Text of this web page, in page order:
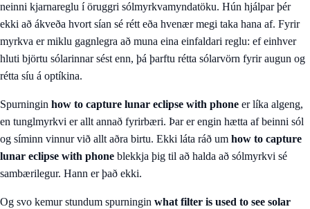
neinni kjarnareglu í öruggri sólmyrkvamyndatöku. Hún hjálpar þér
ekki að ákveða hvort sían sé rétt eða hvenær megi taka hana af. Fyrir
myrkva er miklu gagnlegra að muna eina einfaldari reglu: ef einhver
hluti björtu sólarinnar sést enn, þá þarftu rétta sólarvörn fyrir augun og
rétta síu á optíkina.
Spurningin how to capture lunar eclipse with phone er líka algeng,
en tunglmyrkvi er allt annað fyrirbæri. Þar er engin hætta af beinni sól
og síminn vinnur við allt aðra birtu. Ekki láta ráð um how to capture
lunar eclipse with phone blekkja þig til að halda að sólmyrkvi sé
sambærilegur. Hann er það ekki.
Og svo kemur stundum spurningin what filter is used to see solar